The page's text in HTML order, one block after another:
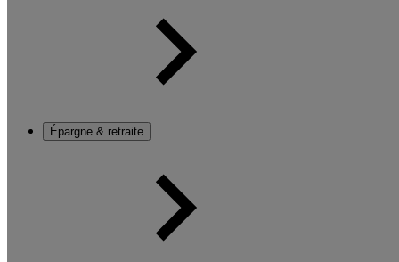
Épargne & retraite